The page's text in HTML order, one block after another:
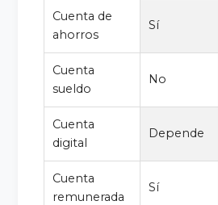
Cuenta de
ahorros
Sí
Cuenta
sueldo
No
Cuenta
digital
Depende
Cuenta
remunerada
Sí